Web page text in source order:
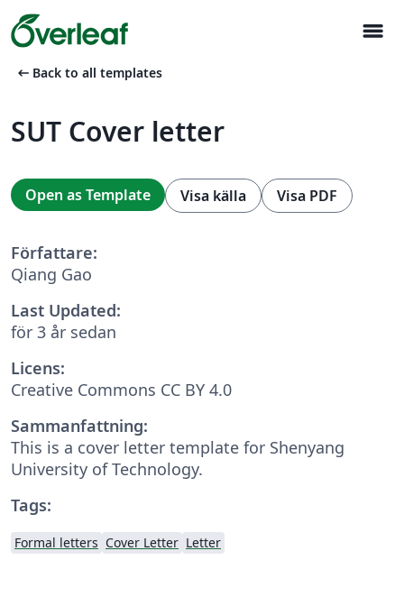
menu
arrow_left_alt Back to all templates
SUT Cover letter
Open as Template Visa källa Visa PDF
Författare:
Qiang Gao
Last Updated:
för 3 år sedan
Licens:
Creative Commons CC BY 4.0
Sammanfattning:
This is a cover letter template for Shenyang
University of Technology.
Tags:
Formal letters Cover Letter Letter